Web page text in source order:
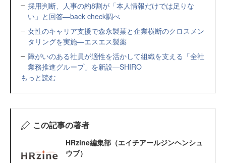
採用判断、人事の約8割が「本人情報だけでは足りな
い」と回答—back check調べ
女性のキャリア支援で森永製菓と企業横断のクロスメン
タリングを実施—エスエス製薬
障がいのある社員が適性を活かして組織を支える「全社
業務推進グループ」を新設—SHIRO
もっと読む
この記事の著者
HRzine編集部（エイチアールジンヘンシュ
ウブ）